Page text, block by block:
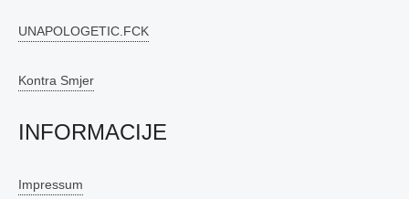
UNAPOLOGETIC.FCK
Kontra Smjer
INFORMACIJE
Impressum